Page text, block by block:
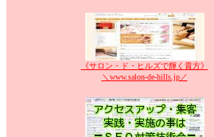
《サロン・ド・ヒルズで輝く貴方》
＼www.salon-de-hills.jp／